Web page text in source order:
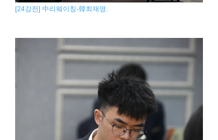
[24강전] 中리웨이칭-韓최재영.